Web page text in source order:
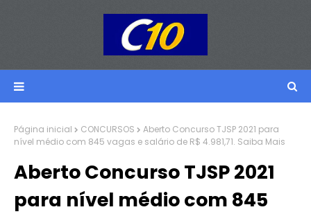
Página inicial CONCURSOS
Aberto Concurso TJSP 2021 para
nível médio com 845 vagas e salário de R$ 4.981,71. Saiba Mais
Aberto Concurso TJSP 2021
para nível médio com 845